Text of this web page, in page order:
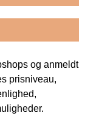
og anmeldt
prisniveau,